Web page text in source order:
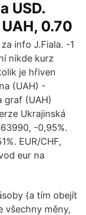
USD.
0.70
info J.Fiala. -1
nikde kurz
je hřiven
(UAH) -
graf (UAH)
Ukrajinská
-0,95%.
EUR/CHF,
eur na
(a tím obejít
všechny měny,